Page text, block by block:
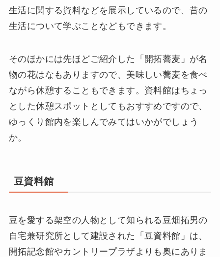
生活に関する資料などを展示しているので、昔の
生活について学ぶことなどもできます。
そのほかには先ほどご紹介した「開拓蕎麦」が名
物の花はなもありますので、美味しい蕎麦を食べ
ながら休憩することもできます。資料館はちょっ
とした休憩スポットとしてもおすすめですので、
ゆっくり館内を楽しんでみてはいかがでしょう
か。
豆資料館
豆を愛する架空の人物として知られる豆畑拓男の
自宅兼研究所として建設された「豆資料館」は、
開拓記念館やカントリープラザよりも奥にありま